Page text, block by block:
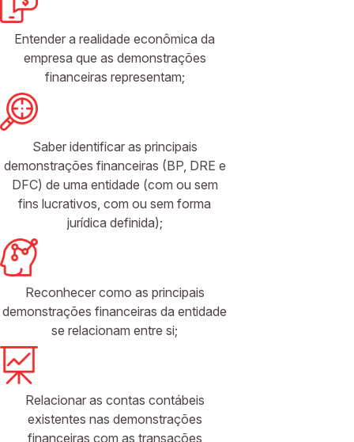
Entender a realidade econômica da
empresa que as demonstrações
financeiras representam;
Saber identificar as principais
demonstrações financeiras (BP, DRE e
DFC) de uma entidade (com ou sem
fins lucrativos, com ou sem forma
jurídica definida);
Reconhecer como as principais
demonstrações financeiras da entidade
se relacionam entre si;
Relacionar as contas contábeis
existentes nas demonstrações
financeiras com as transações